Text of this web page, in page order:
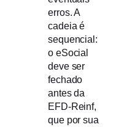
erros. A
cadeia é
sequencial:
o eSocial
deve ser
fechado
antes da
EFD-Reinf,
que por sua